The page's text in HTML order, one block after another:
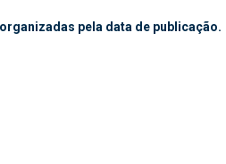
pela data de publicação.